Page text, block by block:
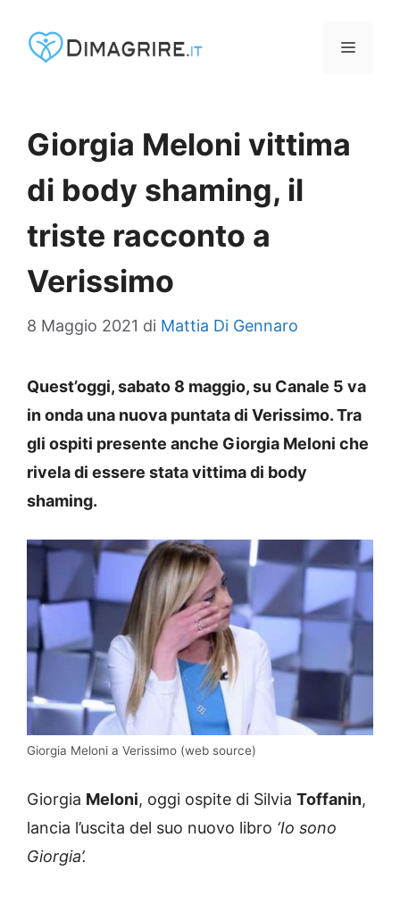
MENU
Giorgia Meloni vittima
di body shaming, il
triste racconto a
Verissimo
8 Maggio 2021 di Mattia Di Gennaro
Quest’oggi, sabato 8 maggio, su Canale 5 va
in onda una nuova puntata di Verissimo. Tra
gli ospiti presente anche Giorgia Meloni che
rivela di essere stata vittima di body
shaming.
Giorgia Meloni a Verissimo (web source)
Giorgia Meloni, oggi ospite di Silvia Toffanin,
lancia l’uscita del suo nuovo libro ‘Io sono
Giorgia’.